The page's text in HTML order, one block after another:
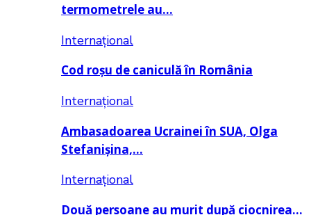
termometrele au…
Internațional
Cod roșu de caniculă în România
Internațional
Ambasadoarea Ucrainei în SUA, Olga
Stefanișina,…
Internațional
Două persoane au murit după ciocnirea…